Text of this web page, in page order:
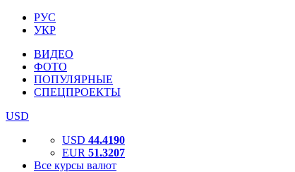
РУС
УКР
ВИДЕО
ФОТО
ПОПУЛЯРНЫЕ
СПЕЦПРОЕКТЫ
USD
USD 44.4190
EUR 51.3207
Все курсы валют